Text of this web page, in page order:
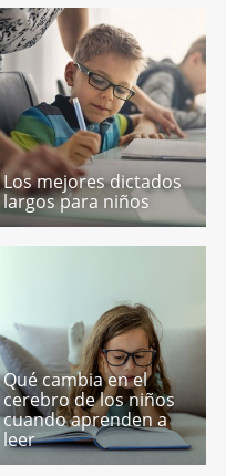
Los mejores dictados
largos para niños
Qué cambia en el
cerebro de los niños
cuando aprenden a
leer